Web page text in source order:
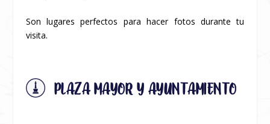
Son lugares perfectos para hacer fotos durante tu
visita.
PLAZA MAYOR Y AYUNTAMIENTO